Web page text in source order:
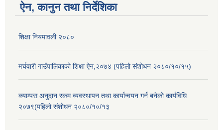
ऐन, कानुन तथा निर्देशिका
शिक्षा नियमावली २०८०
मर्चवारी गाउँपालिकाको शिक्षा ऐन,२०७४ (पहिलो संशोधन २०८०/१०/१५)
क्याम्पस अनुदान रकम व्यवस्थापन तथा कार्यान्वयन गर्न बनेको कार्यविधि
२०७९(पहिलो संशोधन २०८०/१०/१३